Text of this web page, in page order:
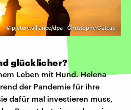
©picture alliance/dpa | Christophe Gateau
glücklicher?
Leben mit Hund. Helena
der Pandemie für ihre
dafür mal investieren muss,